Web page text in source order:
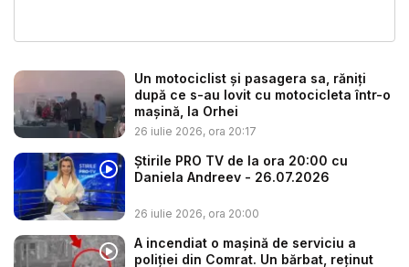
Un motociclist și pasagera sa, răniți
după ce s-au lovit cu motocicleta într-o
mașină, la Orhei
26 iulie 2026, ora 20:17
Știrile PRO TV de la ora 20:00 cu
Daniela Andreev - 26.07.2026
26 iulie 2026, ora 20:00
A incendiat o mașină de serviciu a
poliției din Comrat. Un bărbat, reținut